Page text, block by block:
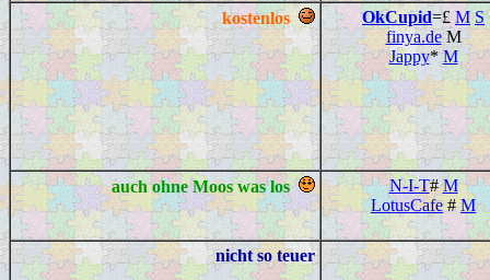
kostenlos
OkCupid=£ M S
finya.deM
Jappy*M
auch ohne Moos was los N-I-T#M
LotusCafe#M
nicht so teuer